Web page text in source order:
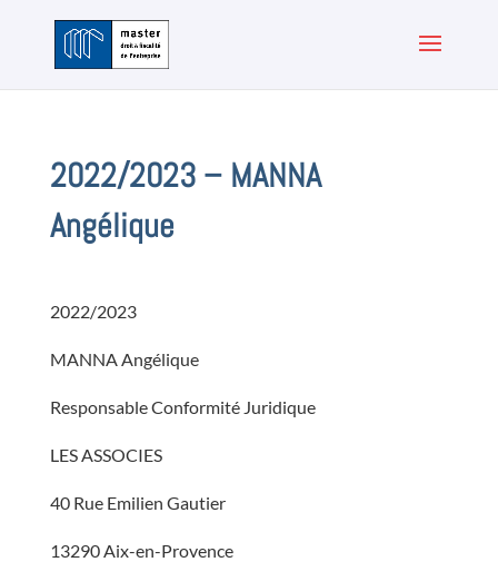
2022/2023 – MANNA
Angélique
2022/2023
MANNA Angélique
Responsable Conformité Juridique
LES ASSOCIES
40 Rue Emilien Gautier
13290 Aix-en-Provence